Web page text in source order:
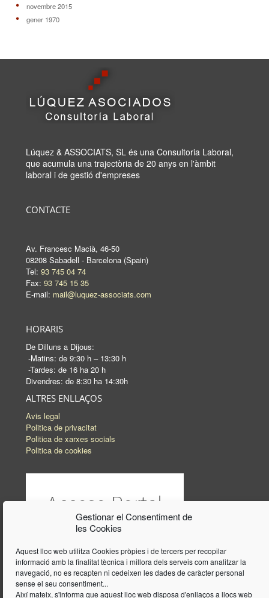
Gestionar el Consentiment de
les Cookies
Aquest lloc web utilitza Cookies pròpies i de tercers per recopilar
informació amb la finalitat tècnica i millora dels serveis com analitzar la
navegació, no es recapten ni cedeixen les dades de caràcter personal
sense el seu consentiment...
Així mateix, s'informa que aquest lloc web disposa d'enllaços a llocs web
novembre 2015
gener 1970
Lúquez & ASSOCIATS, SL és una Consultoria Laboral,
que acumula una trajectòria de 20 anys en l'àmbit
laboral i de gestió d'empreses
CONTACTE
Av. Francesc Macià, 46-50
08208 Sabadell - Barcelona (Spain)
Tel: 93 745 04 74
Fax: 93 745 15 35
E-mail: mail@luquez-associats.com
HORARIS
De Dilluns a Dijous:
-Matins: de 9:30 h – 13:30 h
-Tardes: de 16 ha 20 h
Divendres: de 8:30 ha 14:30h
ALTRES ENLLAÇOS
Avis legal
Politica de privacitat
Politica de xarxes socials
Politica de cookies